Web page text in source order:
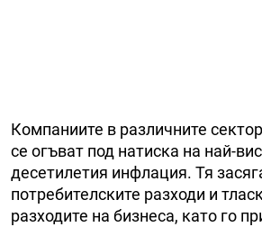
Компаниите в различните
се огъват под натиска на най-
десетилетия инфлация. Тя
потребителските разходи и
разходите на бизнеса, като го